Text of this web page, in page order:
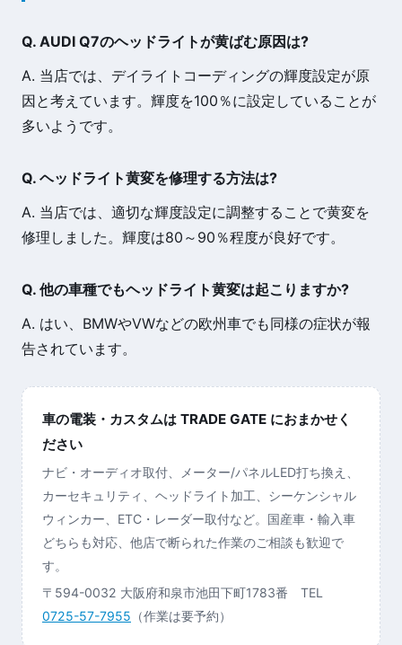
Q. AUDI Q7のヘッドライトが黄ばむ原因は?
A. 当店では、デイライトコーディングの輝度設定が原
因と考えています。輝度を100％に設定していることが
多いようです。
Q. ヘッドライト黄変を修理する方法は?
A. 当店では、適切な輝度設定に調整することで黄変を
修理しました。輝度は80～90％程度が良好です。
Q. 他の車種でもヘッドライト黄変は起こりますか?
A. はい、BMWやVWなどの欧州車でも同様の症状が報
告されています。
車の電装・カスタムは TRADE GATE におまかせく
ださい
ナビ・オーディオ取付、メーター/パネルLED打ち換え、
カーセキュリティ、ヘッドライト加工、シーケンシャル
ウィンカー、ETC・レーダー取付など。国産車・輸入車
どちらも対応、他店で断られた作業のご相談も歓迎で
す。
〒594-0032 大阪府和泉市池田下町1783番 TEL
0725-57-7955 （作業は要予約）